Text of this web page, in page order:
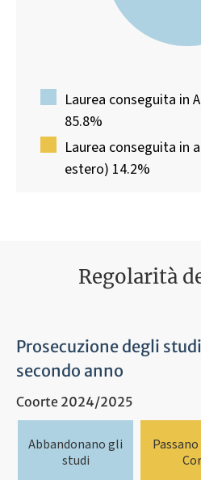
Laurea conseguita in
85.8%
Laurea conseguita in
estero) 14.2%
Regolarità
Prosecuzione degli
secondo anno
Coorte 2024/2025
Abbandonano gli
studi